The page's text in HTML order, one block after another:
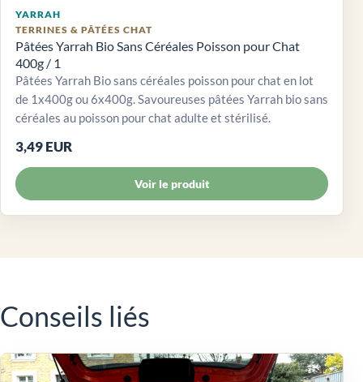
YARRAH
TERRINES & PÂTÉES CHAT
Pâtées Yarrah Bio Sans Céréales Poisson pour Chat
400g / 1
Pâtées Yarrah Bio sans céréales poisson pour chat en lot
de 1x400g ou 6x400g. Savoureuses pâtées Yarrah bio sans
céréales au poisson pour chat adulte et stérilisé.
3,49 EUR
Voir le produit
Conseils liés